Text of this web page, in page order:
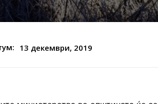
13 декември, 2019